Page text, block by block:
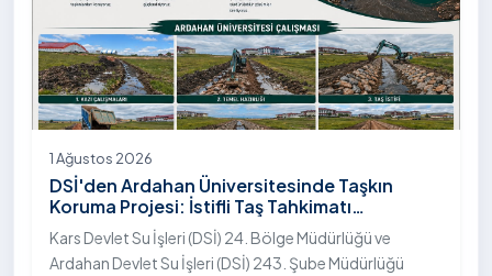
1 Ağustos 2026
DSİ'den Ardahan Üniversitesinde Taşkın
Koruma Projesi: İstifli Taş Tahkimatı
Çalışmaları Tamamlandı
Kars Devlet Su İşleri (DSİ) 24. Bölge Müdürlüğü ve
Ardahan Devlet Su İşleri (DSİ) 243. Şube Müdürlüğü